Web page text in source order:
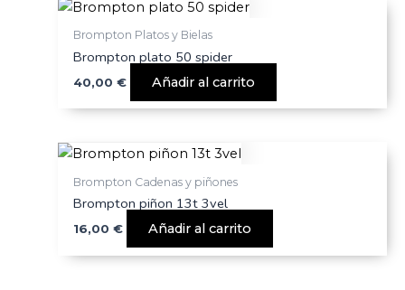
Brompton Platos y Bielas
Brompton plato 50 spider
40,00€ Añadir al carrito
Brompton Cadenas y piñones
Brompton piñon 13t 3vel
16,00€ Añadir al carrito